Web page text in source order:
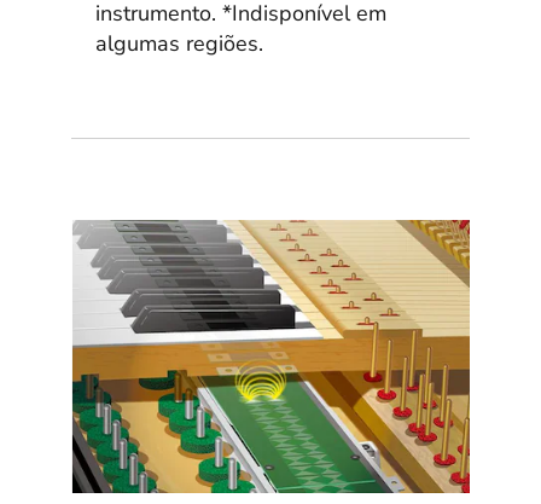
instrumento. *Indisponível em
algumas regiões.